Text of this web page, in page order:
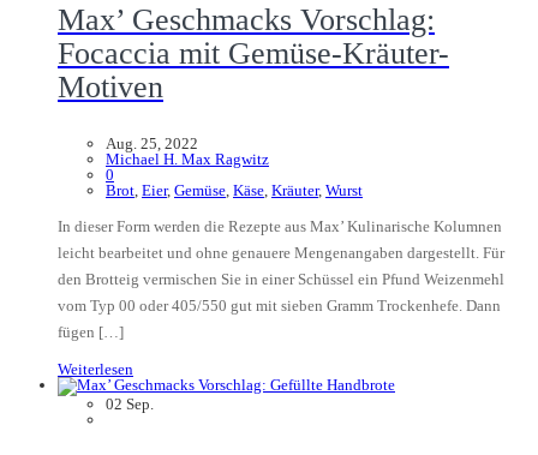
Max’ Geschmacks Vorschlag:
Focaccia mit Gemüse-Kräuter-
Motiven
Aug. 25, 2022
Michael H. Max Ragwitz
0
Brot Eier, Gemüse Käse Kräuter, Wurst
In dieser Form werden die Rezepte aus Max’ Kulinarische Kolumnen
leicht bearbeitet und ohne genauere Mengenangaben dargestellt. Für
den Brotteig vermischen Sie in einer Schüssel ein Pfund Weizenmehl
vom Typ 00 oder 405/550 gut mit sieben Gramm Trockenhefe. Dann
fügen […]
Weiterlesen
02 Sep.